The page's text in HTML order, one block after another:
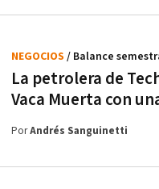
La petrolera de
Vaca Muerta con
NEGOCIOS / Balance
PorAndrés Sanguinetti